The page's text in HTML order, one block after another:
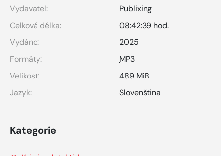
Vydavatel:
Publixing
Celková délka:
08:42:39 hod.
Vydáno:
2025
Formáty:
MP3
Velikost:
489 MiB
Jazyk:
Slovenština
Kategorie